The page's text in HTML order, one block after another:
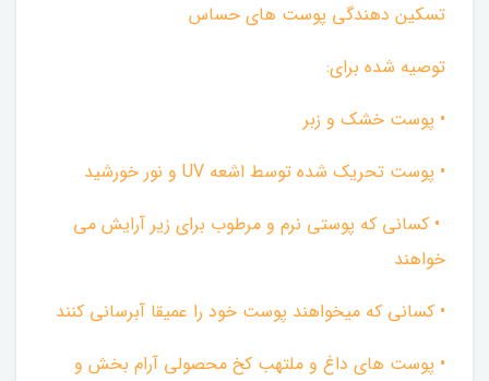
تسکین دهندگی پوست های حساس ‌
توصیه شده برای:
• پوست خشک و زبر
• پوست تحریک شده توسط اشعه UV و نور خورشید
• کسانی که پوستی نرم و مرطوب برای زیر آرایش می
خواهند
• کسانی که میخواهند‌ پوست خود را عمیقا آبرسانی کنند
• پوست های داغ و ملتهب کخ محصولی آرام بخش و